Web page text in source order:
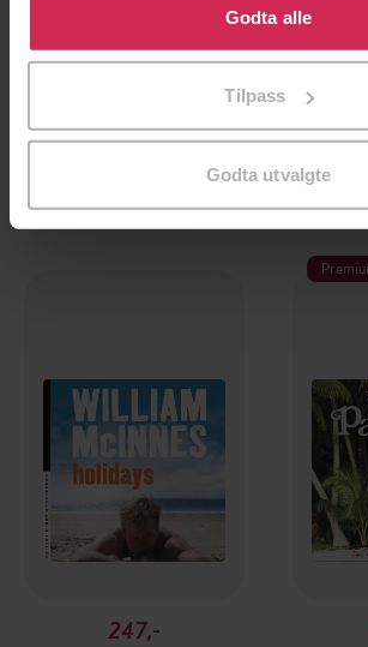
bruke cookies for alle disse formålene.
tilpasse ditt samtykke til spesifikke
Godta alle
Tilpass
Godta utvalgte
Scott's Last Expedition
Robert Falcon Scott
247,-